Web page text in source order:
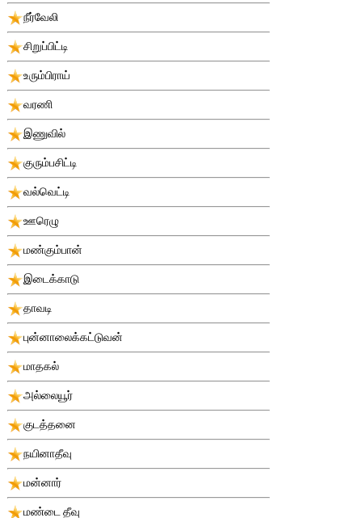
நீர்வேலி
சிறுப்பிட்டி
உரும்பிராய்
வரணி
இணுவில்
குரும்பசிட்டி
வல்வெட்டி
ஊரெழு
மண்கும்பான்
இடைக்காடு
தாவடி
புன்னாலைக்கட்டுவன்
மாதகல்
அல்லையூர்
குடத்தனை
நயினாதீவு
மன்னார்
மண்டை தீவு